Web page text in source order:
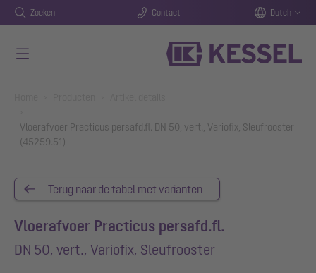
Zoeken Contact Dutch
Vloerafvoer Practicus persafd.fl. DN 50, vert., Variofix, Sleufrooster
(45259.51)
Terug naar de tabel met varianten
Vloerafvoer Practicus persafd.fl.
DN 50, vert., Variofix, Sleufrooster